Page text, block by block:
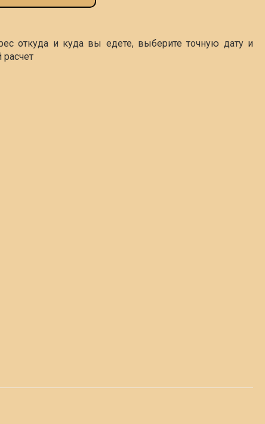
откуда и куда вы едете, выберите точную дату и